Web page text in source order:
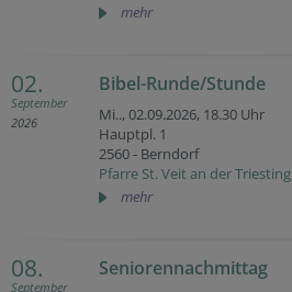
mehr
02.
September
2026
Bibel-Runde/Stunde
Mi.., 02.09.2026, 18.30 Uhr
Hauptpl. 1
2560 - Berndorf
Pfarre St. Veit an der Triesting
mehr
08.
September
Seniorennachmittag